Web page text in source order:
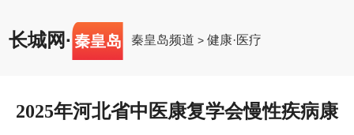
长城网· 秦皇岛 秦皇岛频道 >健康·医疗
2025年河北省中医康复学会慢性疾病康